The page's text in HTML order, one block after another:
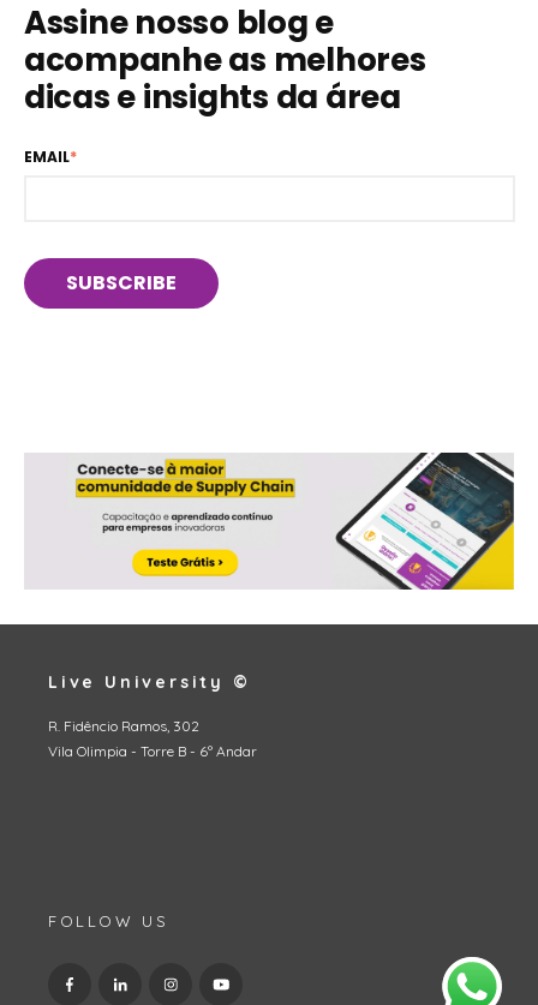
Assine nosso blog e
acompanhe as melhores
dicas e insights da área
EMAIL*
Live University ©
R. Fidêncio Ramos, 302
Vila Olimpia - Torre B - 6º Andar
FOLLOW US